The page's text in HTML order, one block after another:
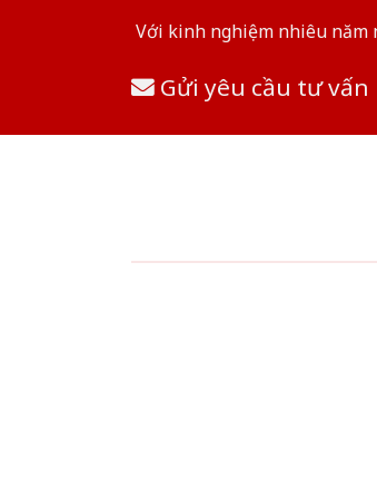
Với kinh nghiệm nhiêu năm
Gửi yêu cầu tư vấn